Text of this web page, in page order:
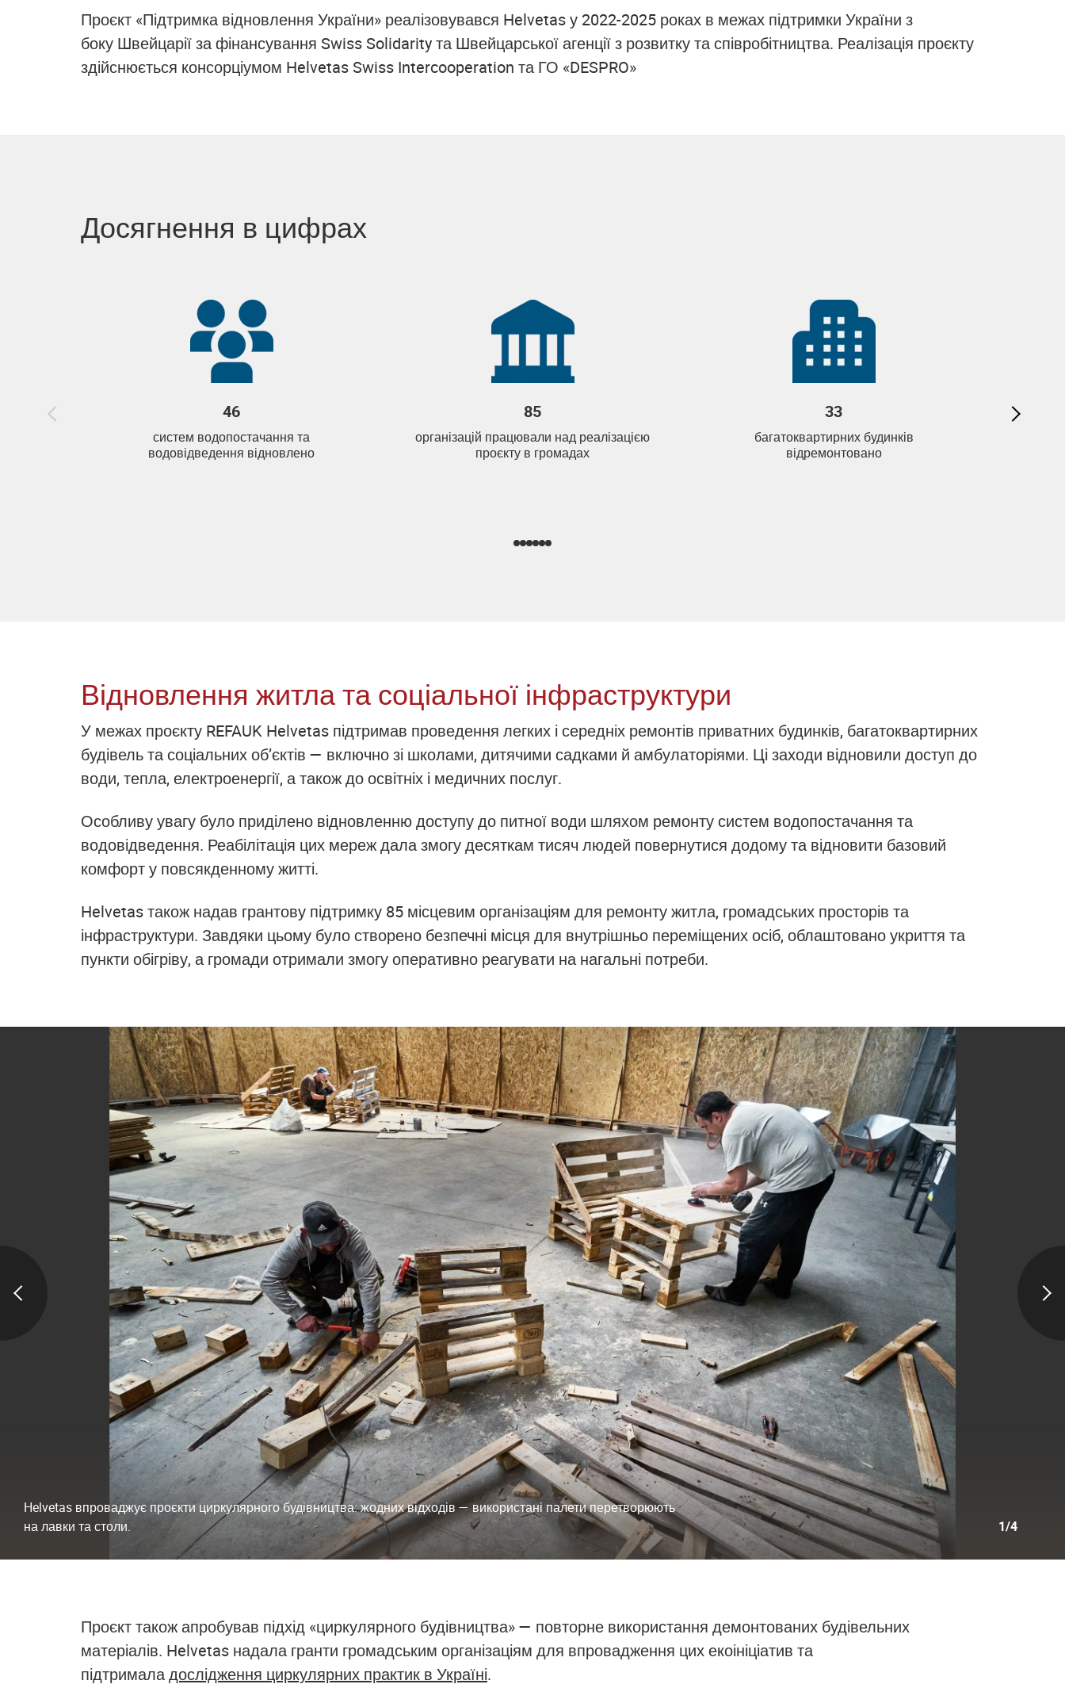
Проєкт «Підтримка відновлення України» реалізовувався Helvetas у 2022-2025 роках в межах підтримки України з
боку Швейцарії за фінансування Swiss Solidarity та Швейцарської агенції з розвитку та співробітництва. Реалізація проєкту
здійснюється консорціумом Helvetas Swiss Intercooperation та ГО «DESPRO»
Досягнення в цифрах
46
систем водопостачання та
водовідведення відновлено
85
організацій працювали над реалізацією
проєкту в громадах
33
багатоквартирних будинків
відремонтовано
Відновлення житла та соціальної інфраструктури
У межах проєкту REFAUK Helvetas підтримав проведення легких і середніх ремонтів приватних будинків, багатоквартирних
будівель та соціальних об’єктів — включно зі школами, дитячими садками й амбулаторіями. Ці заходи відновили доступ до
води, тепла, електроенергії, а також до освітніх і медичних послуг.
Особливу увагу було приділено відновленню доступу до питної води шляхом ремонту систем водопостачання та
водовідведення. Реабілітація цих мереж дала змогу десяткам тисяч людей повернутися додому та відновити базовий
комфорт у повсякденному житті.
Helvetas також надав грантову підтримку 85 місцевим організаціям для ремонту житла, громадських просторів та
інфраструктури. Завдяки цьому було створено безпечні місця для внутрішньо переміщених осіб, облаштовано укриття та
пункти обігріву, а громади отримали змогу оперативно реагувати на нагальні потреби.
Helvetas впроваджує проєкти циркулярного будівництва: жодних відходів — використані палети перетворюють
на лавки та столи.
1/4
Проєкт також апробував підхід «циркулярного будівництва» — повторне використання демонтованих будівельних
матеріалів. Helvetas надала гранти громадським організаціям для впровадження цих екоініціатив та
підтрималадослідження циркулярних практик в Україні.